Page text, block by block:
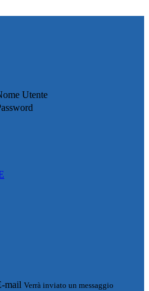
Utente
mail Verrà inviato un messaggio